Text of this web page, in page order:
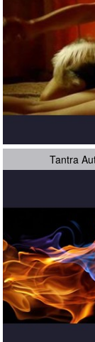
Tantra